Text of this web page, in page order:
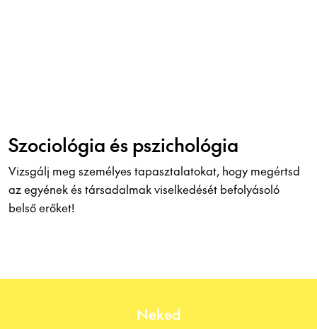
Szociológia és pszichológia
Vizsgálj meg személyes tapasztalatokat, hogy megértsd
az egyének és társadalmak viselkedését befolyásoló
belső erőket!
Neked